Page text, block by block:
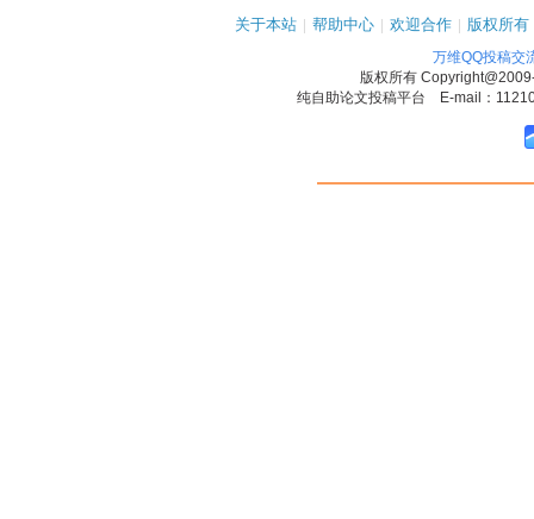
关于本站 | 帮助中心 | 欢迎合作 | 版权所有
万维QQ投稿交
版权所有
纯自助论文投稿平台 E-mail：